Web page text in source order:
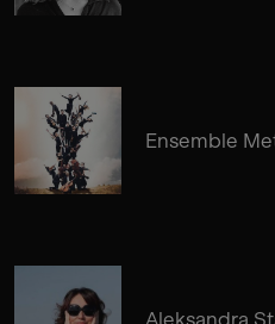
Ensemble
Aleksandra